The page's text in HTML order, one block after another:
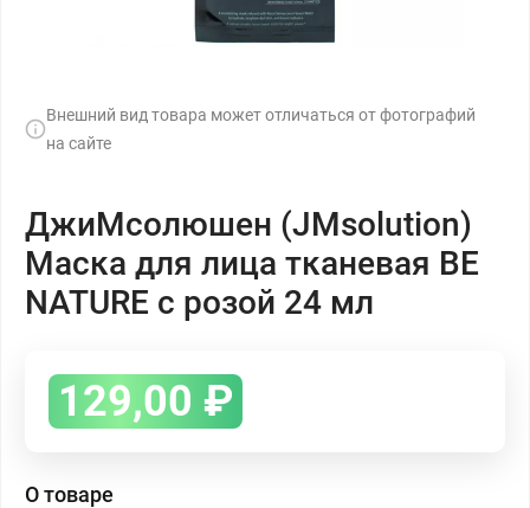
Внешний вид товара может отличаться от фотографий
на сайте
ДжиМсолюшен (JMsolution)
Маска для лица тканевая BE
NATURE с розой 24 мл
129,00 ₽
О товаре